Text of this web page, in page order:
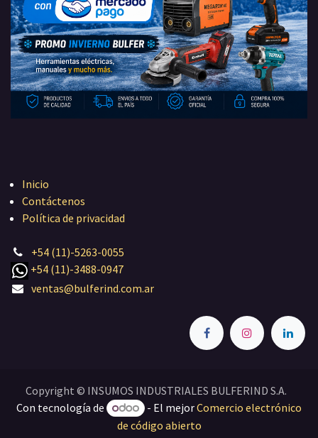
Inicio
Contáctenos
Política de privacidad
+54 (11)-5263-0055
+54 (11)-3488-0947
ventas@bulferind.com.ar
Copyright © INSUMOS INDUSTRIALES BULFERIND S.A.
Con tecnología de
- El mejorComercio electrónico
de código abierto